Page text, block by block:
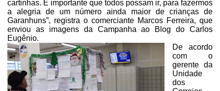
cartinhas. É importante que todos possam ir, para fazermos
a alegria de um número ainda maior de crianças de
Garanhuns”, registra o comerciante Marcos Ferreira, que
enviou as imagens da Campanha ao Blog do Carlos
Eugênio.
De acordo
com o
gerente da
Unidade
dos